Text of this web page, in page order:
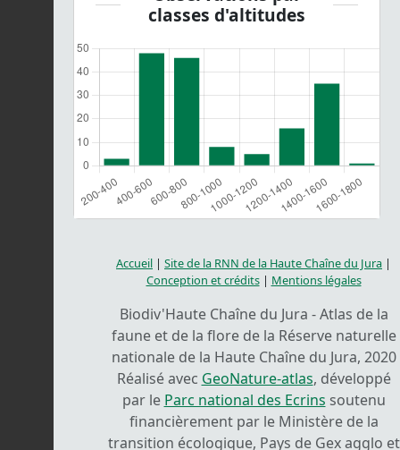
classes d'altitudes
Accueil | Site de la RNN de la Haute Chaîne du Jura |
Conception et crédits| Mentions légales
Biodiv'Haute Chaîne du Jura - Atlas de la
faune et de la flore de la Réserve naturelle
nationale de la Haute Chaîne du Jura, 2020
Réalisé avec GeoNature-atlas, développé
par le Parc national des Ecrins soutenu
financièrement par le Ministère de la
transition écologique, Pays de Gex agglo et